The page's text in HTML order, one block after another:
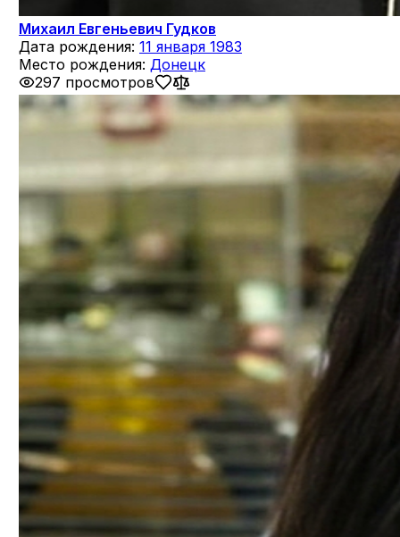
Михаил Евгеньевич Гудков
Дата рождения: 11 января 1983
Место рождения: Донецк
297 просмотров